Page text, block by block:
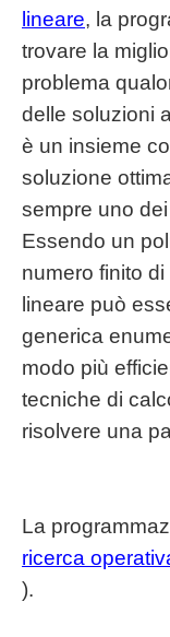
lineare, la
trovare la
problema
delle soluzioni
è un insieme
soluzione
sempre uno
Essendo un
numero finito
lineare può
generica
modo più
tecniche di
risolvere una
La
ricerca
).